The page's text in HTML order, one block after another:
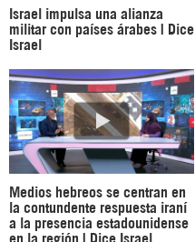
Israel impulsa una alianza
militar con países árabes | Dice
Israel
Medios hebreos se centran en
la contundente respuesta iraní
a la presencia estadounidense
en la región | Dice Israel